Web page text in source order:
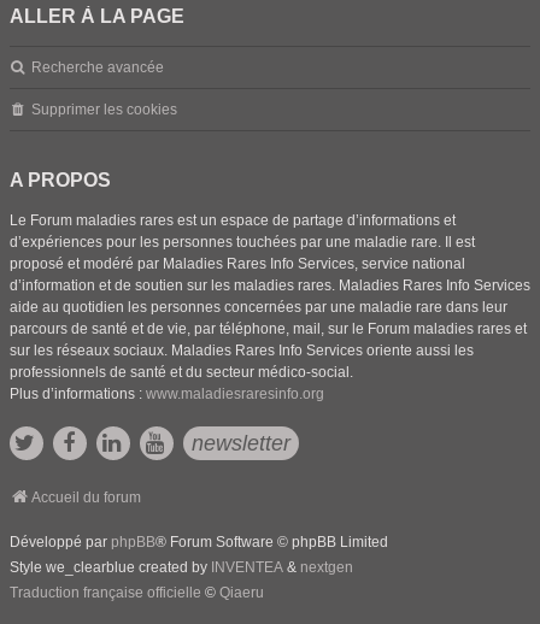
ALLER À LA PAGE
Recherche avancée
Supprimer les cookies
A PROPOS
Le Forum maladies rares est un espace de partage d’informations et
d’expériences pour les personnes touchées par une maladie rare. Il est
proposé et modéré par Maladies Rares Info Services, service national
d’information et de soutien sur les maladies rares. Maladies Rares Info Services
aide au quotidien les personnes concernées par une maladie rare dans leur
parcours de santé et de vie, par téléphone, mail, sur le Forum maladies rares et
sur les réseaux sociaux. Maladies Rares Info Services oriente aussi les
professionnels de santé et du secteur médico-social.
Plus d’informations : www.maladiesraresinfo.org
newsletter
Accueil du forum
Développé par phpBB® Forum Software © phpBB Limited
Style we_clearblue created by INVENTEA & nextgen
Traduction française officielle © Qiaeru